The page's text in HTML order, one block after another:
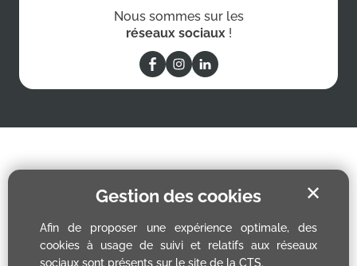
Gestion des cookies
Afin de proposer une expérience optimale, des
cookies à usage de suivi et relatifs aux réseaux
sociaux sont présents sur le site de la CTS.
✕
Nous sommes sur les
réseaux sociaux !